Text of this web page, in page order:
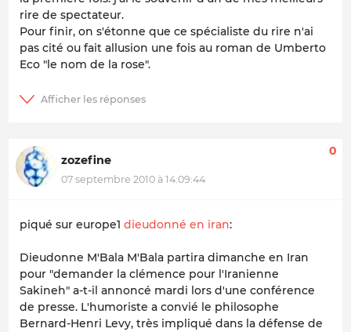
rire de spectateur.
Pour finir, on s'étonne que ce spécialiste du rire n'ai
pas cité ou fait allusion une fois au roman de Umberto
Eco "le nom de la rose".
zozefine
07 septembre 2010 à 14:09:44
0
piqué sur europe1 dieudonné en iran:
Dieudonne M'Bala M'Bala partira dimanche en Iran
pour "demander la clémence pour l'Iranienne
Sakineh" a-t-il annoncé mardi lors d'une conférence
de presse. L'humoriste a convié le philosophe
Bernard-Henri Levy, très impliqué dans la défense de